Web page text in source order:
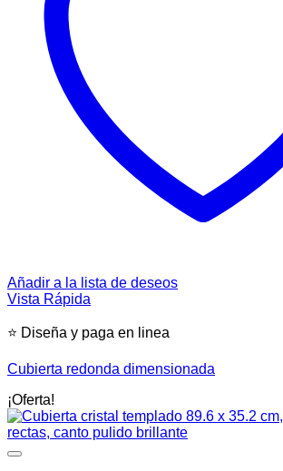
Añadir a la lista de deseos
Vista Rápida
⭐ Diseña y paga en linea
Cubierta redonda dimensionada
¡Oferta!